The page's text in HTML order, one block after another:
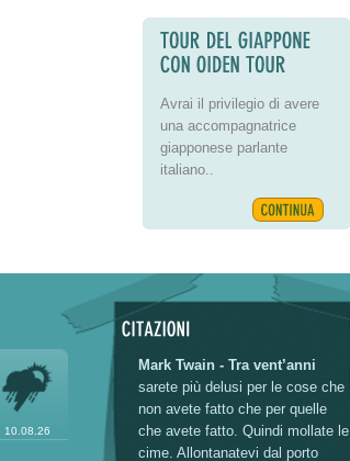
Avrai il privilegio di avere
una accompagnatrice
giapponese parlante
italiano..
10.08.26
Mark Twain - Tra vent’anni
sarete più delusi per le cose che
non avete fatto che per quelle
che avete fatto. Quindi mollate le
cime. Allontanatevi dal porto